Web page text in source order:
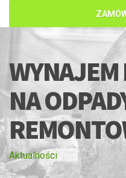
NA
Aktualności